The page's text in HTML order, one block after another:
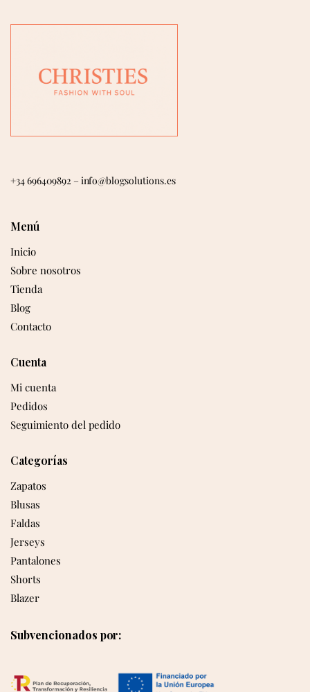
+34 696409892 – info@blogsolutions.es
Menú
Inicio
Sobre nosotros
Tienda
Blog
Contacto
Cuenta
Mi cuenta
Pedidos
Seguimiento del pedido
Categorías
Zapatos
Blusas
Faldas
Jerseys
Pantalones
Shorts
Blazer
Subvencionados por: